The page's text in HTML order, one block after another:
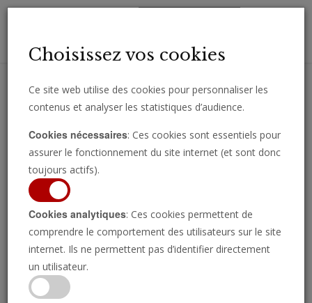
importantes directement par e-mail.
Regarder l’émission
Choisissez vos cookies
Ce site web utilise des cookies pour personnaliser les
contenus et analyser les statistiques d’audience.
Cookies nécessaires: Ces cookies sont essentiels pour
assurer le fonctionnement du site internet (et sont donc
toujours actifs).
Cookies analytiques: Ces cookies permettent de
comprendre le comportement des utilisateurs sur le site
internet. Ils ne permettent pas d’identifier directement
un utilisateur.